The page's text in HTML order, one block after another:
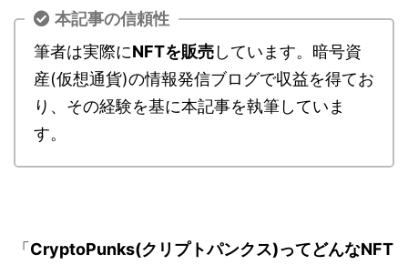
本記事の信頼性
筆者は実際にNFTを販売しています。暗号資
産(仮想通貨)の情報発信ブログで収益を得てお
り、その経験を基に本記事を執筆していま
す。
「CryptoPunks(クリプトパンクス)ってどんなNFT